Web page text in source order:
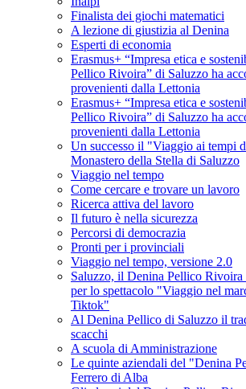
Finalista dei giochi matematici
A lezione di giustizia al Denina
Esperti di economia
Erasmus+ “Impresa etica e
Pellico Rivoira” di Saluzzo ha
provenienti dalla Lettonia
Erasmus+ “Impresa etica e
Pellico Rivoira” di Saluzzo ha
provenienti dalla Lettonia
Un successo il "Viaggio ai tempi
Monastero della Stella di Saluzzo
Viaggio nel tempo
Come cercare e trovare un lavoro
Ricerca attiva del lavoro
Il futuro è nella sicurezza
Percorsi di democrazia
Pronti per i provinciali
Viaggio nel tempo, versione 2.0
Saluzzo, il Denina Pellico Rivoira
per lo spettacolo "Viaggio nel
Tiktok"
Al Denina Pellico di Saluzzo il
scacchi
A scuola di Amministrazione
Le quinte aziendali del "Denina
Ferrero di Alba